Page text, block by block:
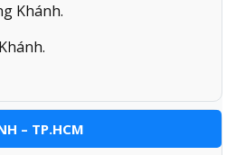
Khánh.
– TP.HCM